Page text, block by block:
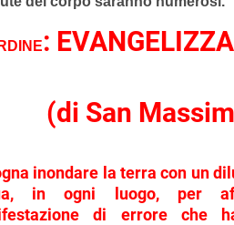
:
(di San
inondare la terra con un
in ogni luogo, per
di errore che